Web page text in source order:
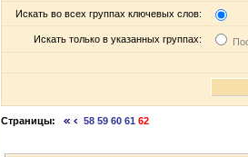
Искать во всех группах ключевых слов:
Искать только в указанных группах:
Страницы: 58 59 60 61 62